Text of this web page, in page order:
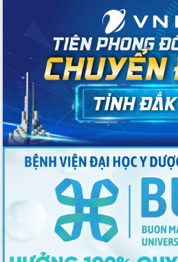
Quyết liệt cải cách hành chính, khơi
thông nguồn lực phát triển
Nâng cao hiệu lực, hiệu quả HĐND
tỉnh thông qua hiện đại hóa hành chính
Xã Ea Phê gắn cải cách hành chính với
chuyển đổi số
Phó Chủ tịch Thường trực UBND tỉnh
Hồ Thị Nguyên Thảo làm việc tại Trung
tâm Phục vụ hành chính công xã Ea
Phê
Xây dựng nền hành chính số đồng
hành cùng nông dân dân, doanh nghiệp
Giai đoạn 2026-2030, Đắk Lắk phấn
đấu có 77% xã đạt chuẩn nông thôn
Chuyển đổi số 'mở đường' cho nông